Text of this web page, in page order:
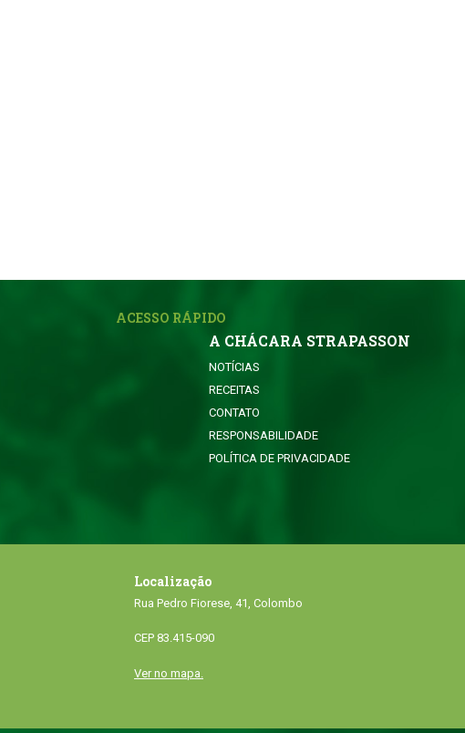
ACESSO RÁPIDO
A CHÁCARA STRAPASSON
NOTÍCIAS
RECEITAS
CONTATO
RESPONSABILIDADE
POLÍTICA DE PRIVACIDADE
Localização
Rua Pedro Fiorese, 41, Colombo
CEP 83.415-090
Ver no mapa.